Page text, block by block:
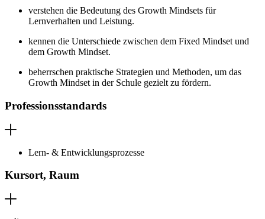
verstehen die Bedeutung des Growth Mindsets für
Lernverhalten und Leistung.
kennen die Unterschiede zwischen dem Fixed Mindset und
dem Growth Mindset.
beherrschen praktische Strategien und Methoden, um das
Growth Mindset in der Schule gezielt zu fördern.
Professionsstandards
Lern- & Entwicklungsprozesse
Kursort, Raum